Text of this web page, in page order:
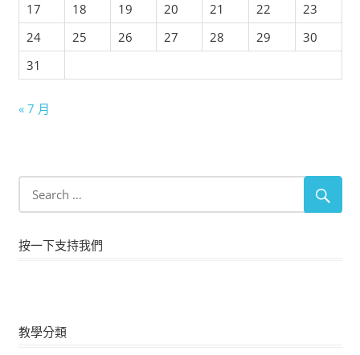
17
18 19 20 21 22
23
24
25 26 27 28 29
30
31
« 7 月
按一下支持我們
教學分類